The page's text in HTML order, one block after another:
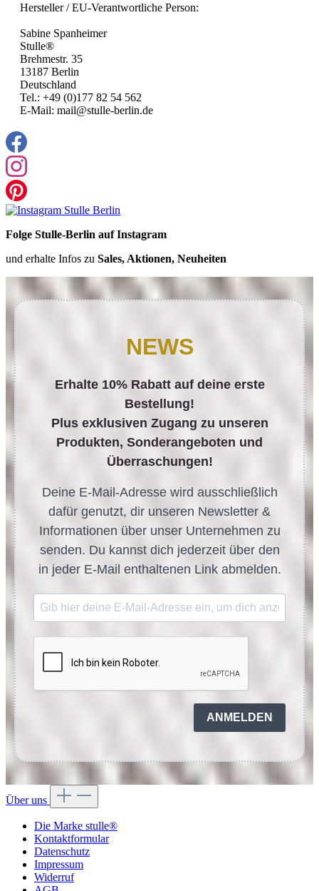
Hersteller / EU-Verantwortliche Person:
Sabine Spanheimer
Stulle®
Brehmestr. 35
13187 Berlin
Deutschland
Tel.: +49 (0)177 82 54 562
E-Mail: mail@stulle-berlin.de
Folge Stulle-Berlin auf Instagram
und erhalte Infos zu Sales, Aktionen, Neuheiten
NEWS
Erhalte 10% Rabatt auf deine erste
Bestellung!
Plus exklusiven Zugang zu unseren
Produkten, Sonderangeboten und
Überraschungen!
Deine E-Mail-Adresse wird ausschließlich
dafür genutzt, dir unseren Newsletter &
Informationen über unser Unternehmen zu
senden. Du kannst dich jederzeit über den
in jeder E-Mail enthaltenen Link abmelden.
ANMELDEN
Über uns
Die Marke stulle®
Kontaktformular
Datenschutz
Impressum
Widerruf